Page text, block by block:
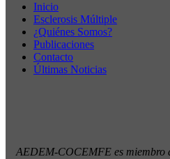
Inicio
Esclerosis Múltiple
¿Quiénes Somos?
Publicaciones
Contacto
Últimas Noticias
AEDEM-COCEMFE es miembro